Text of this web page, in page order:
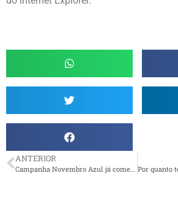
ANTERIOR
Campanha Novembro Azul já começou